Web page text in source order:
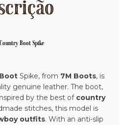
Boot Spike
Spike, from 7M Boots, is
genuine leather. The boot,
by the best of country
stitches, this model is
outfits. With an anti-slip